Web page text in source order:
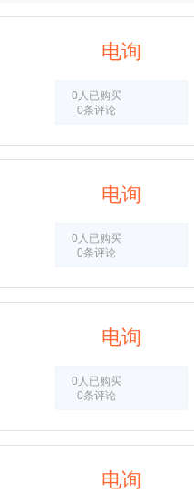
电询
0人已购买
0条评论
电询
0人已购买
0条评论
电询
0人已购买
0条评论
电询